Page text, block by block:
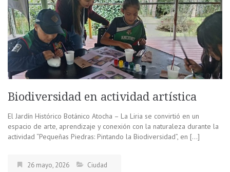
Biodiversidad en actividad artística
El Jardín Histórico Botánico Atocha – La Liria se convirtió en un
espacio de arte, aprendizaje y conexión con la naturaleza durante la
actividad “Pequeñas Piedras: Pintando la Biodiversidad”, en […]
26 mayo, 2026 Ciudad